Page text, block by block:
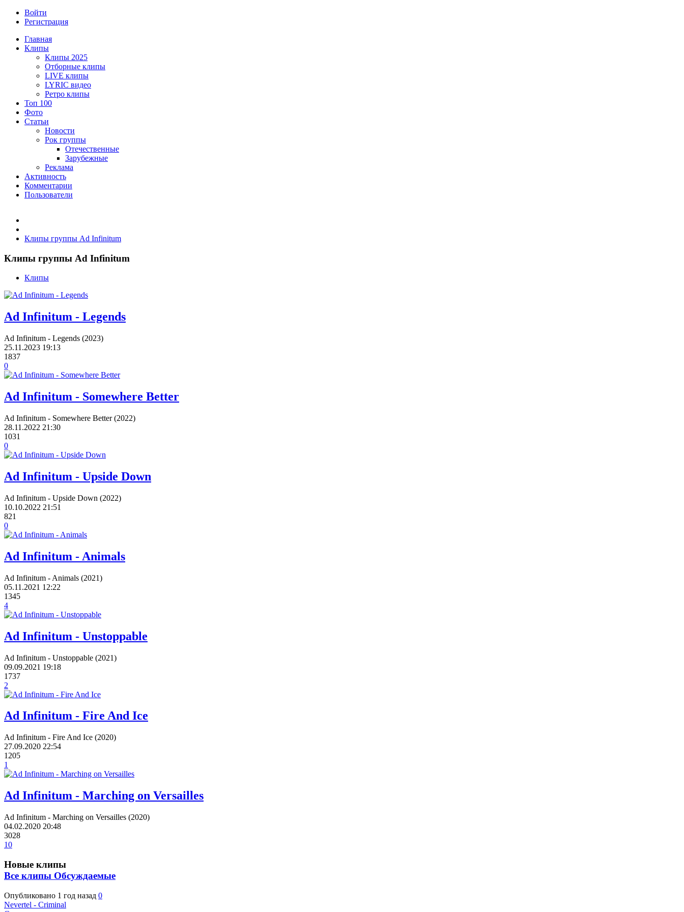
Войти
Регистрация
Главная
Клипы
Клипы 2025
Отборные клипы
LIVE клипы
LYRIC видео
Ретро клипы
Топ 100
Фото
Статьи
Новости
Рок группы
Отечественные
Зарубежные
Реклама
Активность
Комментарии
Пользователи
Клипы группы Ad Infinitum
Клипы группы Ad Infinitum
Клипы
Ad Infinitum - Legends
Ad Infinitum - Legends (2023)
25.11.2023 19:13
1837
0
Ad Infinitum - Somewhere Better
Ad Infinitum - Somewhere Better (2022)
28.11.2022 21:30
1031
0
Ad Infinitum - Upside Down
Ad Infinitum - Upside Down (2022)
10.10.2022 21:51
821
0
Ad Infinitum - Animals
Ad Infinitum - Animals (2021)
05.11.2021 12:22
1345
4
Ad Infinitum - Unstoppable
Ad Infinitum - Unstoppable (2021)
09.09.2021 19:18
1737
2
Ad Infinitum - Fire And Ice
Ad Infinitum - Fire And Ice (2020)
27.09.2020 22:54
1205
1
Ad Infinitum - Marching on Versailles
Ad Infinitum - Marching on Versailles (2020)
04.02.2020 20:48
3028
10
Новые клипы
Все клипы Обсуждаемые
Опубликовано 1 год назад 0
Nevertel - Criminal